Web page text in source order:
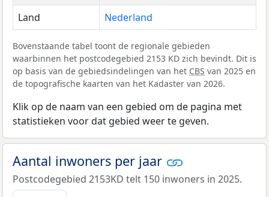
Land
Nederland
Bovenstaande tabel toont de regionale gebieden
waarbinnen het postcodegebied 2153 KD zich bevindt. Dit is
op basis van de gebiedsindelingen van het CBS van 2025 en
de topografische kaarten van het Kadaster van 2026.
Klik op de naam van een gebied om de pagina met
statistieken voor dat gebied weer te geven.
Aantal inwoners per jaar
Postcodegebied 2153KD telt 150 inwoners in 2025.